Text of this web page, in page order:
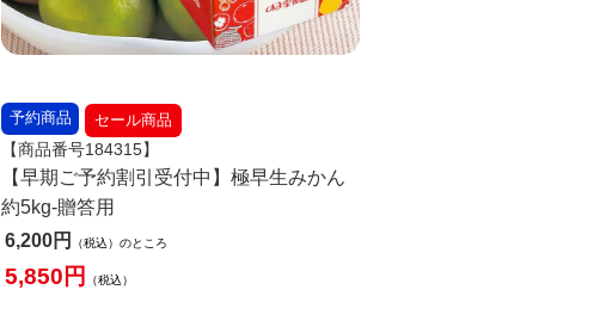
セール商品
予約商品
【商品番号184315】
【早期ご予約割引受付中】極早生みかん
約5kg-贈答用
6,200
税込 のところ
5,850 税込